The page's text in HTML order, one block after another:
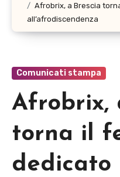
Afrobrix, a Brescia
all’afrodiscendenza
Comunicati stampa
Afrobrix,
torna il
dedicato